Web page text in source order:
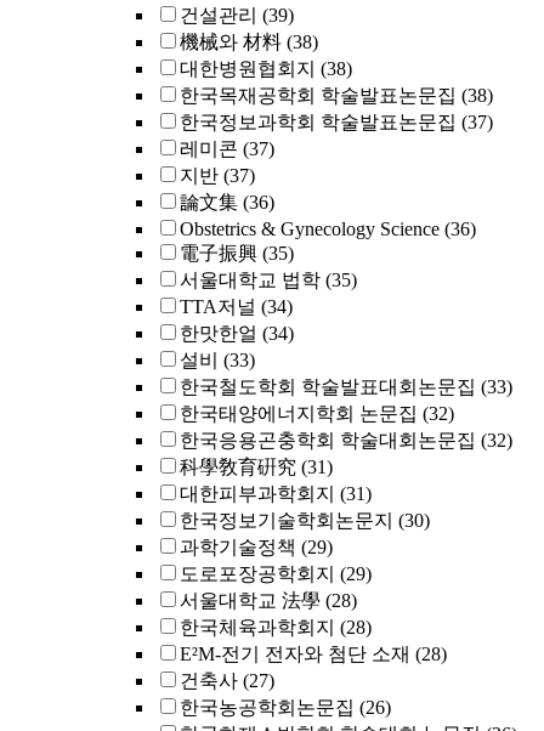
건설관리 (39)
機械와 材料 (38)
대한병원협회지 (38)
한국목재공학회 학술발표논문집 (38)
한국정보과학회 학술발표논문집 (37)
레미콘 (37)
지반 (37)
論文集 (36)
Obstetrics & Gynecology Science (36)
電子振興 (35)
서울대학교 법학 (35)
TTA저널 (34)
한맛한얼 (34)
설비
(33)
한국철도학회 학술발표대회논문집 (33)
한국태양에너지학회 논문집 (32)
한국응용곤충학회 학술대회논문집 (32)
科學敎育硏究 (31)
대한피부과학회지 (31)
한국정보기술학회논문지 (30)
과학기술정책 (29)
도로포장공학회지 (29)
서울대학교 法學 (28)
한국체육과학회지 (28)
E²M-전기 전자와 첨단 소재 (28)
건축사 (27)
한국농공학회논문집 (26)